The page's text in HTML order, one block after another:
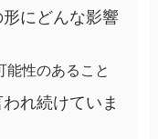
にどんな影響
能性のあること
れ続けていま